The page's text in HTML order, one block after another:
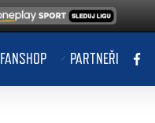
FANSHOP PARTNEŘI